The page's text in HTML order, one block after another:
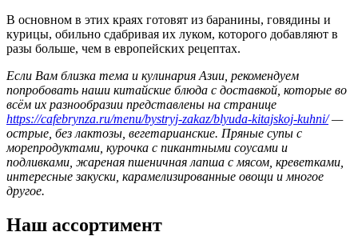
В основном в этих краях готовят из баранины, говядины и
курицы, обильно сдабривая их луком, которого добавляют в
разы больше, чем в европейских рецептах.
Если Вам близка тема и кулинария Азии, рекомендуем
попробовать наши китайские блюда с доставкой, которые во
всём их разнообразии представлены на странице
https://cafebrynza.ru/menu/bystryj-zakaz/blyuda-kitajskoj-kuhni/—
острые, без лактозы, вегетарианские. Пряные супы с
морепродуктами, курочка с пикантными соусами и
подливками, жареная пшеничная лапша с мясом, креветками,
интересные закуски, карамелизированные овощи и многое
другое.
Наш ассортимент